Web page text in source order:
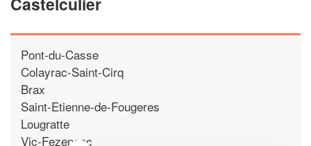
Pont-du-Casse
Colayrac-Saint-Cirq
Brax
Saint-Etienne-de-Fougeres
Lougratte
Vic-Fezensac